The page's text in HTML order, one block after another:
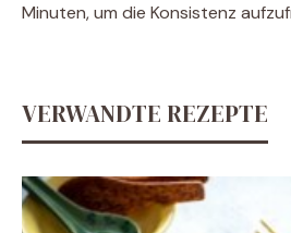
Minuten, um die Konsistenz
VERWANDTE REZEPTE